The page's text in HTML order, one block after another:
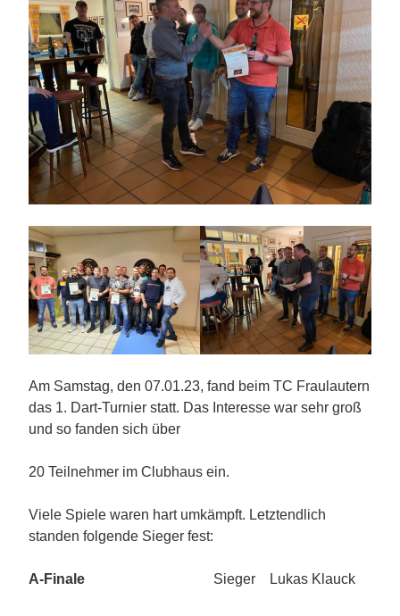
Am Samstag, den 07.01.23, fand beim TC Fraulautern
das 1. Dart-Turnier statt. Das Interesse war sehr groß
und so fanden sich über
20 Teilnehmer im Clubhaus ein.
Viele Spiele waren hart umkämpft. Letztendlich
standen folgende Sieger fest:
A-Finale Sieger Lukas Klauck